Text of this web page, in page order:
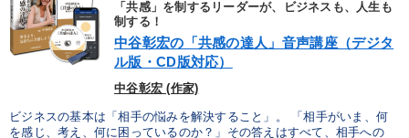
「共感」を制するリーダーが、ビジネスも、人生も
制する！
中谷彰宏の「共感の達人」音声講座（デジタ
ル版・CD版対応）
中谷彰宏 (作家)
ビジネスの基本は「相手の悩みを解決すること」。 「相手がいま、何
を感じ、考え、何に困っているのか？」その答えはすべて、相手への